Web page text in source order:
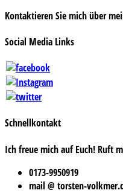
Kontaktieren Sie mich über
Social Media Links
Schnellkontakt
Ich freue mich auf Euch! Ruft
0173-9950919
mail @ torsten-